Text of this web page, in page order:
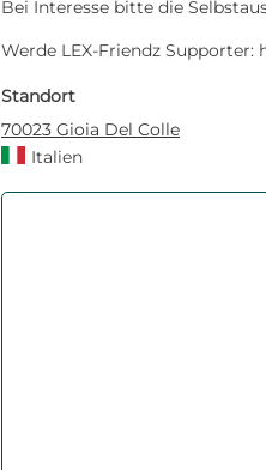
Bei Interesse bitte die
Werde LEX-Friendz
Standort
70023 Gioia Del Colle
Italien